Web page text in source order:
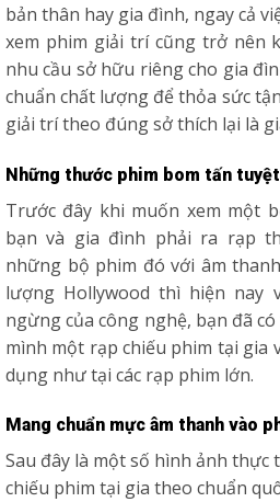
bản thân hay gia đình, ngay cả
xem phim giải trí cũng trở nên
nhu cầu sở hữu riêng cho gia
chuẩn chất lượng để thỏa sức
giải trí theo đúng sở thích lại là
Những thước phim bom tấn
Trước đây khi muốn xem một
bạn và gia đình phải ra rạp
những bộ phim đó với âm
lượng Hollywood thì hiện nay
ngừng của công nghệ, bạn đã
mình một rạp chiếu phim tại gia
dụng như tại các rạp phim lớn.
Mang chuẩn mực âm thanh vào
Sau đây là một số hình ảnh thực
chiếu phim tại gia theo chuẩn